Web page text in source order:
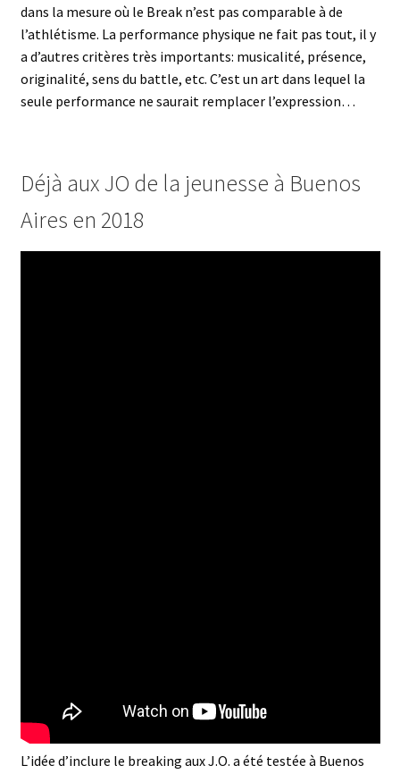
dans la mesure où le Break n’est pas comparable à de
l’athlétisme. La performance physique ne fait pas tout, il y
a d’autres critères très importants: musicalité, présence,
originalité, sens du battle, etc. C’est un art dans lequel la
seule performance ne saurait remplacer l’expression…
Déjà aux JO de la jeunesse à Buenos
Aires en 2018
L’idée d’inclure le breaking aux J.O. a été testée à Buenos